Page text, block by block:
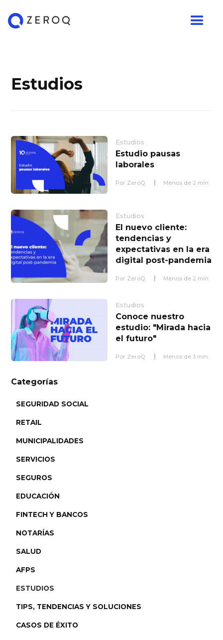
Estudios
Estudios
Estudio pausas
laborales
Por ZeroQ Menos de 2 min.
Estudios
El nuevo cliente:
tendencias y
expectativas en la era
digital post-pandemia
Por ZeroQ Menos de 2 min.
Estudios
Conoce nuestro
estudio: "Mirada hacia
el futuro"
Por ZeroQ Menos de 3 min.
Categorías
SEGURIDAD SOCIAL
RETAIL
MUNICIPALIDADES
SERVICIOS
SEGUROS
EDUCACIÓN
FINTECH Y BANCOS
NOTARÍAS
SALUD
AFPS
ESTUDIOS
TIPS, TENDENCIAS Y SOLUCIONES
CASOS DE ÉXITO